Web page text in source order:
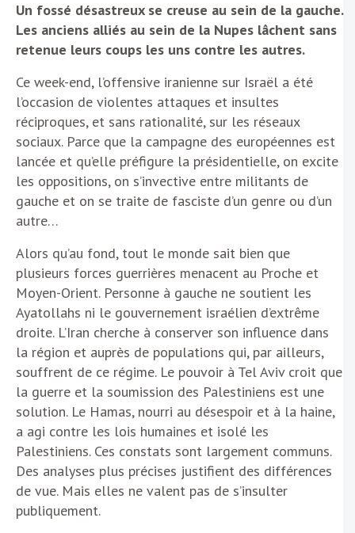
Un fossé désastreux se creuse au sein de la gauche.
Les anciens alliés au sein de la Nupes lâchent sans
retenue leurs coups les uns contre les autres.
Ce week-end, l’offensive iranienne sur Israël a été
l’occasion de violentes attaques et insultes
réciproques, et sans rationalité, sur les réseaux
sociaux. Parce que la campagne des européennes est
lancée et qu’elle préfigure la présidentielle, on excite
les oppositions, on s’invective entre militants de
gauche et on se traite de fasciste d’un genre ou d’un
autre…
Alors qu’au fond, tout le monde sait bien que
plusieurs forces guerrières menacent au Proche et
Moyen-Orient. Personne à gauche ne soutient les
Ayatollahs ni le gouvernement israélien d’extrême
droite. L’Iran cherche à conserver son influence dans
la région et auprès de populations qui, par ailleurs,
souffrent de ce régime. Le pouvoir à Tel Aviv croit que
la guerre et la soumission des Palestiniens est une
solution. Le Hamas, nourri au désespoir et à la haine,
a agi contre les lois humaines et isolé les
Palestiniens. Ces constats sont largement communs.
Des analyses plus précises justifient des différences
de vue. Mais elles ne valent pas de s’insulter
publiquement.